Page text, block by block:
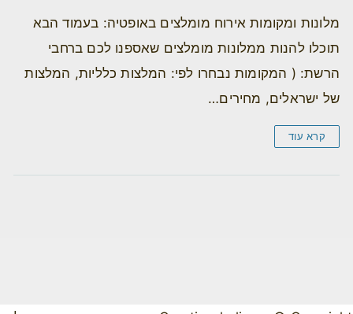
מלונות ומקומות אירוח מומלצים באופטיה: בעמוד הבא
תוכלו להנות ממלונות מומלצים שאספנו לכם ברחבי
הרשת: ( המקומות נבחרו לפי: המלצות כלליות, המלצות
של ישראלים, מחירים…
קרא עוד